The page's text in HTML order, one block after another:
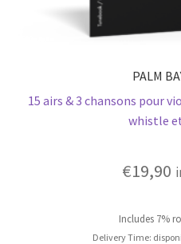
PALM
15 airs & 3 chansons pour
whistle
€19,90
Includes 7%
Delivery Time: